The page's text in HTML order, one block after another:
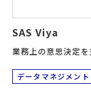
SAS Viya
業務上の意思決定
データマネジメント